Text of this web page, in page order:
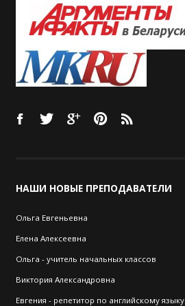
НАШИ НОВЫЕ ПРЕПОДАВАТЕЛИ
Ольга Евгеньевна
Елена Алексеевна
Ольга - учитель начальных классов
Виктория Александровна
Евгения - репетитор по английскому языку